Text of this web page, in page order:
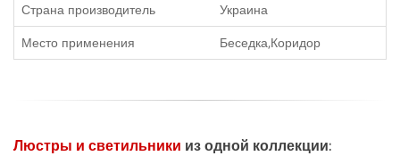
Страна производитель
Украина
Место применения
Беседка,Коридор
Люстры и светильники из одной коллекции: